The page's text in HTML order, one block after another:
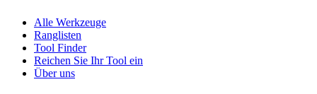
Alle Werkzeuge
Ranglisten
Tool Finder
Reichen Sie Ihr Tool ein
Über uns